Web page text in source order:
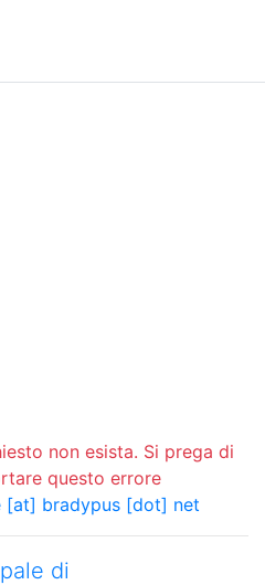
non esista. Si prega di
questo errore
[at] bradypus [dot] net
di